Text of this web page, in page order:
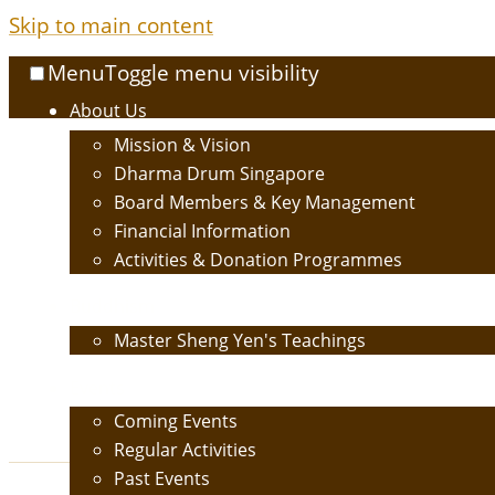
Skip to main content
MenuToggle menu visibility
About Us
Mission & Vision
Dharma Drum Singapore
Board Members & Key Management
Financial Information
Activities & Donation Programmes
Master Sheng Yen's Teachings
Coming Events
Regular Activities
Past Events